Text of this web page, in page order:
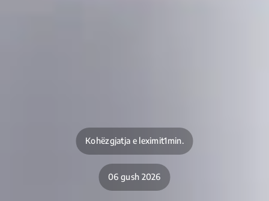
Kohëzgjatja e leximit1min.
06 gush 2026